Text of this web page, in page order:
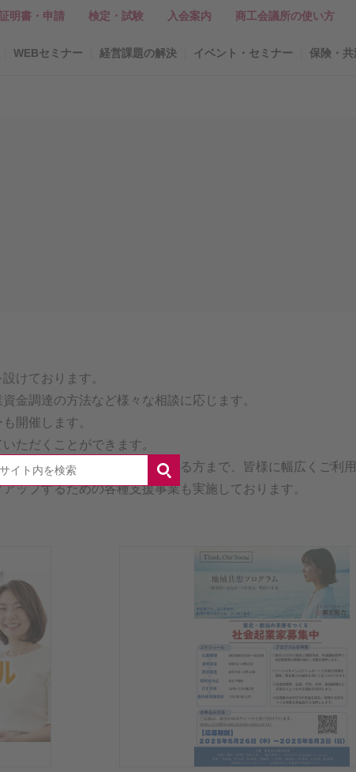
明書・申請 検定・試験 入会案内 商工会議所の使い方
WEBセミナー 経営課題の解決 イベント・セミナー 保険・共
けております。
金調達の方法など様々な相談に応じます。
開催します。
ただくことができます。
体的に開業準備をすすめている方まで、皆様に幅広くご利用
ップするための各種支援事業も実施しております。